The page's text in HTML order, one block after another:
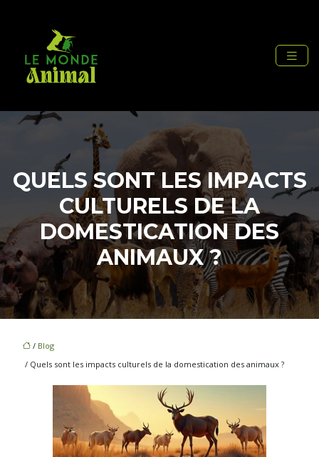
QUELS SONT LES IMPACTS
CULTURELS DE LA
DOMESTICATION DES
ANIMAUX ?
/ Blog
/ Quels sont les impacts culturels de la domestication des animaux ?